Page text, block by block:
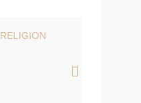
RELIGION